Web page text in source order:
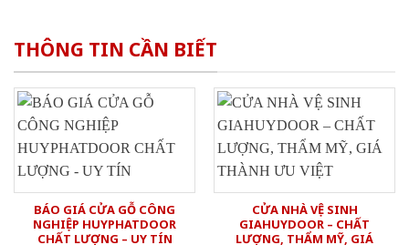
THÔNG TIN CẦN BIẾT
BÁO GIÁ CỬA GỖ CÔNG
NGHIỆP HUYPHATDOOR
CHẤT LƯỢNG – UY TÍN
CỬA NHÀ VỆ SINH
GIAHUYDOOR – CHẤT
LƯỢNG, THẨM MỸ, GIÁ